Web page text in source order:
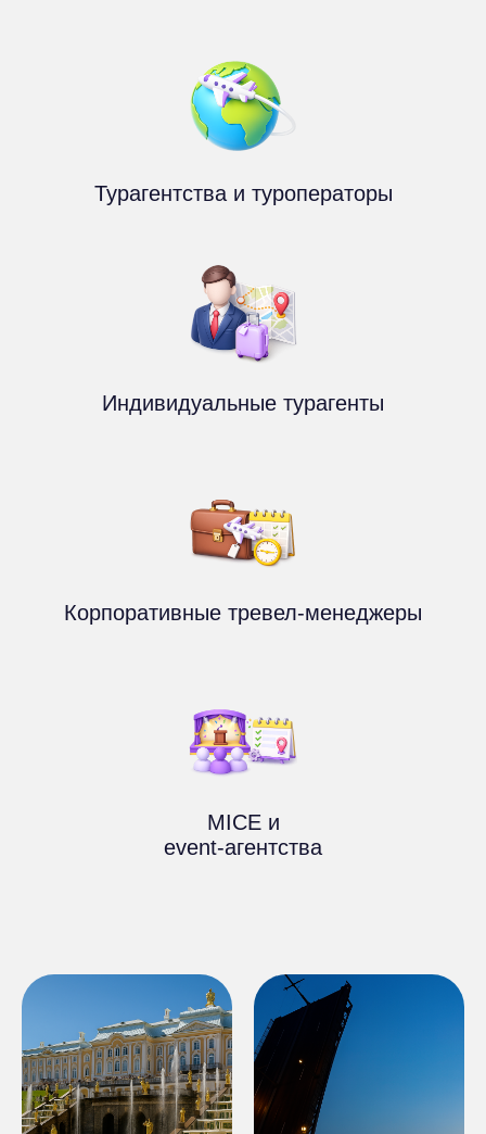
Турагентства и туроператоры
Индивидуальные турагенты
Корпоративные тревел-менеджеры
MICE и
event-агентства